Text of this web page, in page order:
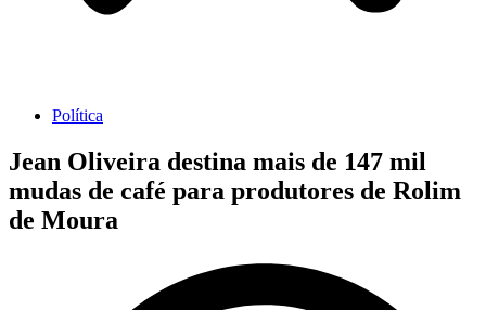
Política
Jean Oliveira destina mais de 147 mil
mudas de café para produtores de Rolim
de Moura